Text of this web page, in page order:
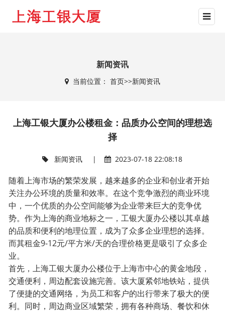
新闻资讯
当前位置： 首页>>新闻资讯
上海工银大厦办公楼租金：品质办公空间的理想选
择
新闻资讯 | 2023-07-18 22:08:18
随着上海市场的繁荣发展，越来越多的企业和创业者开始
关注办公环境的质量和效率。在这个竞争激烈的商业环境
中，一个优质的办公空间能够为企业带来巨大的竞争优
势。作为上海的商业地标之一，工银大厦办公楼以其卓越
的品质和便利的地理位置，成为了众多企业理想的选择。
而其租金9-12元/平方米/天的合理价格更是吸引了众多企
业。
首先，上海工银大厦办公楼位于上海市中心的黄金地段，
交通便利，周边配套设施完善。该大厦紧邻地铁站，提供
了便捷的交通网络，为员工和客户的出行带来了极大的便
利。同时，周边商业区域繁荣，拥有各种商场、餐饮和休